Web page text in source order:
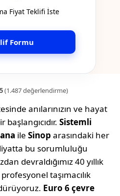
Fiyat Teklifi İste
Formu
(1.487 değerlendirme)
anılarınızın ve hayat
Sistemli
ile Sinop arasındaki her
bu sorumluluğu
devraldığımız 40 yıllık
taşımacılık
Euro 6 çevre